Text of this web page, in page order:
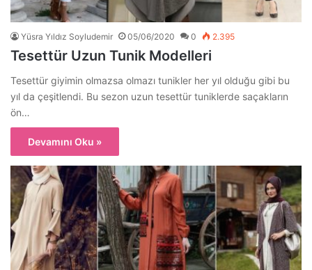
Yüsra Yıldız Soyludemir 05/06/2020 0 2.395
Tesettür Uzun Tunik Modelleri
Tesettür giyimin olmazsa olmazı tunikler her yıl olduğu gibi bu
yıl da çeşitlendi. Bu sezon uzun tesettür tuniklerde saçakların
ön…
Devamını Oku »